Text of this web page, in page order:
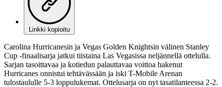
Linkki kopioitu
Carolina Hurricanesin ja Vegas Golden Knightsin välinen Stanley
Cup -finaalisarja jatkui tiistaina Las Vegasissa neljännellä ottelulla.
Sarjan tasoittavaa ja kotiedun palauttavaa voittoa hakenut
Hurricanes onnistui tehtävässään ja iski T-Mobile Arenan
tulostaululle 5-3 loppulukemat. Ottelusarja on nyt tasatilanteessa 2-2.